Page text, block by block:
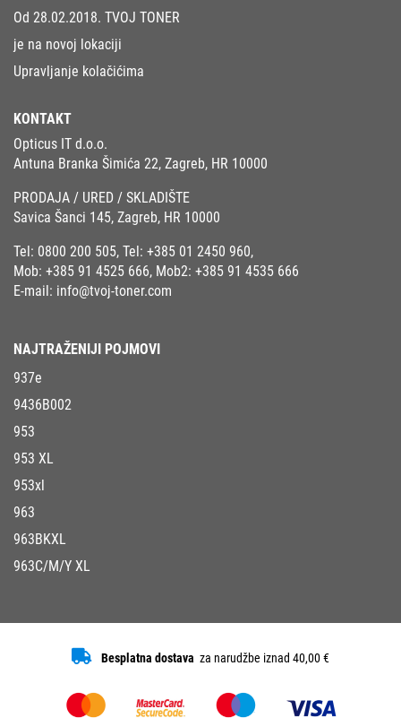
Od 28.02.2018. TVOJ TONER
je na novoj lokaciji
Upravljanje kolačićima
KONTAKT
Opticus IT d.o.o.
Antuna Branka Šimića 22, Zagreb, HR 10000
PRODAJA / URED / SKLADIŠTE
Savica Šanci 145, Zagreb, HR 10000
Tel: 0800 200 505, Tel: +385 01 2450 960,
Mob: +385 91 4525 666, Mob2: +385 91 4535 666
E-mail: info@tvoj-toner.com
NAJTRAŽENIJI POJMOVI
937e
9436B002
953
953 XL
953xl
963
963BKXL
963C/M/Y XL
Besplatna dostava za narudžbe iznad 40,00 €